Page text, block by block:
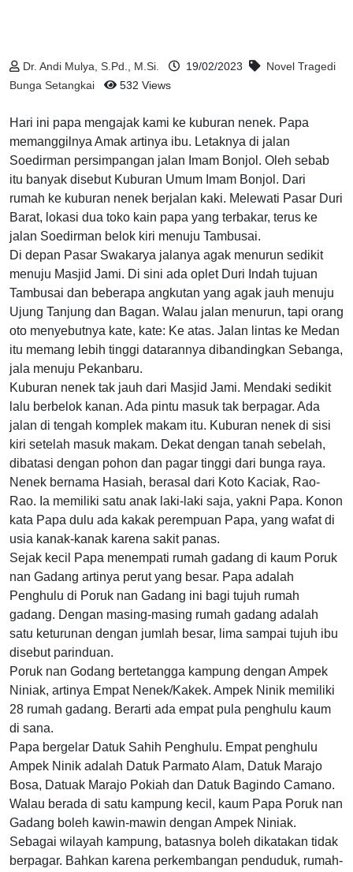
Dr. Andi Mulya, S.Pd., M.Si. 19/02/2023
Novel Tragedi
Bunga Setangkai
532 Views
Hari ini papa mengajak kami ke kuburan nenek. Papa
memanggilnya Amak artinya ibu. Letaknya di jalan
Soedirman persimpangan jalan Imam Bonjol. Oleh sebab
itu banyak disebut Kuburan Umum Imam Bonjol. Dari
rumah ke kuburan nenek berjalan kaki. Melewati Pasar Duri
Barat, lokasi dua toko kain papa yang terbakar, terus ke
jalan Soedirman belok kiri menuju Tambusai.
Di depan Pasar Swakarya jalanya agak menurun sedikit
menuju Masjid Jami. Di sini ada oplet Duri Indah tujuan
Tambusai dan beberapa angkutan yang agak jauh menuju
Ujung Tanjung dan Bagan. Walau jalan menurun, tapi orang
oto menyebutnya kate, kate: Ke atas. Jalan lintas ke Medan
itu memang lebih tinggi datarannya dibandingkan Sebanga,
jala menuju Pekanbaru.
Kuburan nenek tak jauh dari Masjid Jami. Mendaki sedikit
lalu berbelok kanan. Ada pintu masuk tak berpagar. Ada
jalan di tengah komplek makam itu. Kuburan nenek di sisi
kiri setelah masuk makam. Dekat dengan tanah sebelah,
dibatasi dengan pohon dan pagar tinggi dari bunga raya.
Nenek bernama Hasiah, berasal dari Koto Kaciak, Rao-
Rao. Ia memiliki satu anak laki-laki saja, yakni Papa. Konon
kata Papa dulu ada kakak perempuan Papa, yang wafat di
usia kanak-kanak karena sakit panas.
Sejak kecil Papa menempati rumah gadang di kaum Poruk
nan Gadang artinya perut yang besar. Papa adalah
Penghulu di Poruk nan Gadang ini bagi tujuh rumah
gadang. Dengan masing-masing rumah gadang adalah
satu keturunan dengan jumlah besar, lima sampai tujuh ibu
disebut parinduan.
Poruk nan Godang bertetangga kampung dengan Ampek
Niniak, artinya Empat Nenek/Kakek. Ampek Ninik memiliki
28 rumah gadang. Berarti ada empat pula penghulu kaum
di sana.
Papa bergelar Datuk Sahih Penghulu. Empat penghulu
Ampek Ninik adalah Datuk Parmato Alam, Datuk Marajo
Bosa, Datuak Marajo Pokiah dan Datuk Bagindo Camano.
Walau berada di satu kampung kecil, kaum Papa Poruk nan
Gadang boleh kawin-mawin dengan Ampek Niniak.
Sebagai wilayah kampung, batasnya boleh dikatakan tidak
berpagar. Bahkan karena perkembangan penduduk, rumah-